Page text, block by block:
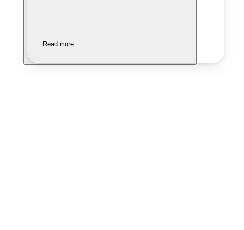
Read more